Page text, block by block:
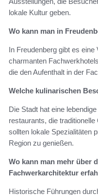
lokale Kultur geben.
Wo kann man in
In Freudenberg gibt es
charmanten
die den Aufenthalt in der
Welche kulinarischen
Die Stadt hat eine
restaurants, die
sollten lokale Spezialitäten
Region zu genießen.
Wo kann man mehr über
Fachwerkarchitektur
Historische Führungen